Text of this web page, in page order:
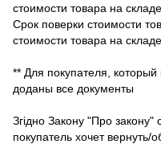
стоимости товара на
Срок поверки стоимости
стоимости товара на
** Для покупателя,
доданы все документы
Згідно Закону "Про закону"
покупатель хочет вернуть/